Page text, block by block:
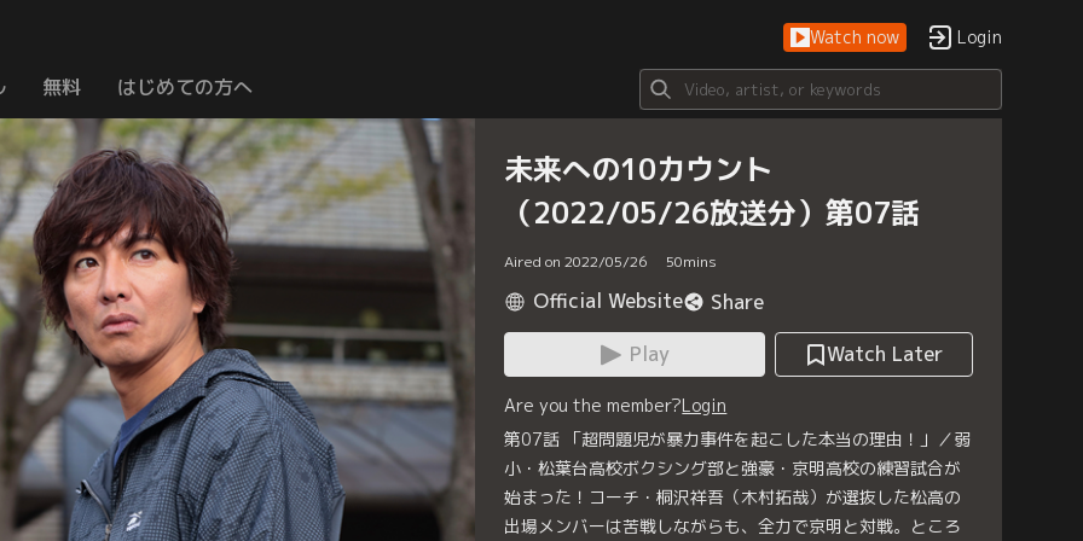
Watch now Login
無料 はじめての方へ
未来への10カウント
（2022/05/26放送分）第07話
Aired on 2022/05/26 50mins
Official Website
Share
Play
Watch Later
Are you the member?Login
第07話 「超問題児が暴力事件を起こした本当の理由！」／弱
小・松葉台高校ボクシング部と強豪・京明高校の練習試合が
始まった！コーチ・桐沢祥吾（木村拓哉）が選抜した松高の
出場メンバーは苦戦しながらも、全力で京明と対戦。ところ